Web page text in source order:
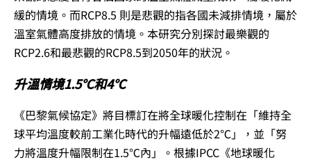
緩的情境。而RCP8.5 則是悲觀的指各國未減排情境，屬於
溫室氣體高度排放的情境。本研究分別探討最樂觀的
RCP2.6和最悲觀的RCP8.5到2050年的狀況。
升溫情境1.5℃和4℃
《巴黎氣候協定》將目標訂在將全球暖化控制在「維持全
球平均溫度較前工業化時代的升幅遠低於2℃」，並「努
力將溫度升幅限制在1.5℃內」。根據IPCC《地球暖化